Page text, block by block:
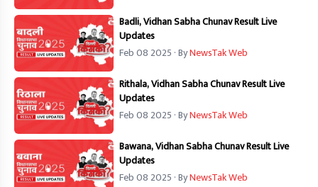
Badli, Vidhan Sabha Chunav Result Live
Updates
Feb 08 2025 · ByNewsTak Web
Rithala, Vidhan Sabha Chunav Result Live
Updates
Feb 08 2025 · ByNewsTak Web
Bawana, Vidhan Sabha Chunav Result Live
Updates
Feb 08 2025 · ByNewsTak Web